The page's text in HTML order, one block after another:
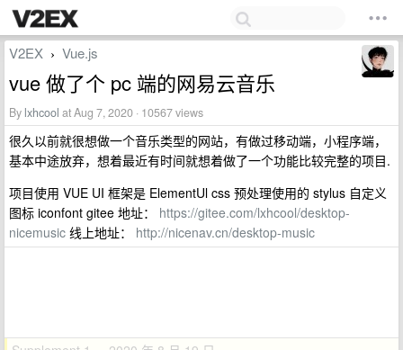
V2EX › Vue.js
vue 做了个 pc 端的网易云音乐
By lxhcool at Aug 7, 2020 · 10567 views
很久以前就很想做一个音乐类型的网站，有做过移动端，小程序端，
基本中途放弃，想着最近有时间就想着做了一个功能比较完整的项目.
项目使用 VUE UI 框架是 ElementUl css 预处理使用的 stylus 自定义
图标 iconfont gitee 地址： https://gitee.com/lxhcool/desktop-
nicemusic 线上地址： http://nicenav.cn/desktop-music